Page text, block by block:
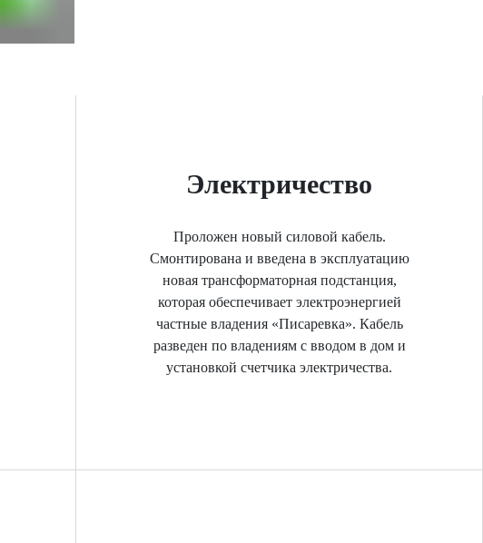
Электричество
Проложен новый силовой кабель.
Смонтирована и введена в эксплуатацию
новая трансформаторная подстанция,
которая обеспечивает электроэнергией
частные владения «Писаревка». Кабель
разведен по владениям с вводом в дом и
установкой счетчика электричества.